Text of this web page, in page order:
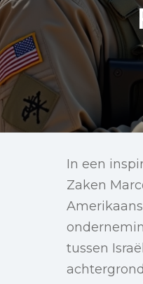
In een
Zaken
tussen